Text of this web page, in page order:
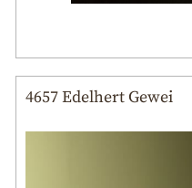
4657 Edelhert Gewei